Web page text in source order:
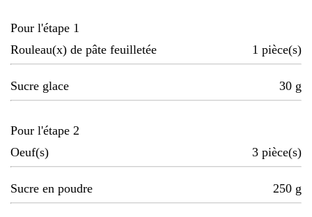
Pour l'étape 1
Rouleau(x) de pâte feuilletée
1 pièce(s)
Sucre glace 30 g
Pour l'étape 2
Oeuf(s)
3 pièce(s)
Sucre en poudre 250 g